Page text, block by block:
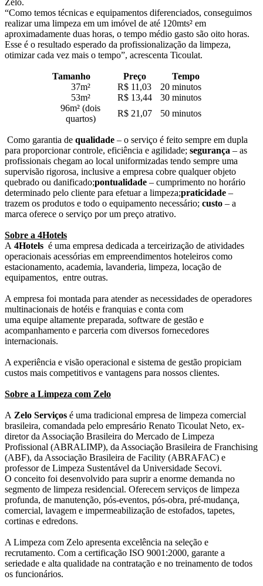
Zelo.
“Como temos técnicas e equipamentos diferenciados, conseguimos
realizar uma limpeza em um imóvel de até 120mts² em
aproximadamente duas horas, o tempo médio gasto são oito horas.
Esse é o resultado esperado da profissionalização da limpeza,
otimizar cada vez mais o tempo”, acrescenta Ticoulat.
Tamanho Preço
Tempo
37m²
R$ 11,03
20 minutos
53m²
R$ 13,44
30 minutos
96m² (dois
quartos)
R$ 21,07 50 minutos
Como garantia de qualidade – o serviço é feito sempre em dupla
para proporcionar controle, eficiência e agilidade; segurança – as
profissionais chegam ao local uniformizadas tendo sempre uma
supervisão rigorosa, inclusive a empresa cobre qualquer objeto
quebrado ou danificado;pontualidade – cumprimento no horário
determinado pelo cliente para efetuar a limpeza;praticidade –
trazem os produtos e todo o equipamento necessário; custo – a
marca oferece o serviço por um preço atrativo.
Sobre a 4Hotels
A 4Hotels é uma empresa dedicada a terceirização de atividades
operacionais acessórias em empreendimentos hoteleiros como
estacionamento, academia, lavanderia, limpeza, locação de
equipamentos, entre outras.
A empresa foi montada para atender as necessidades de operadores
multinacionais de hotéis e franquias e conta com
uma equipe altamente preparada, software de gestão e
acompanhamento e parceria com diversos fornecedores
internacionais.
A experiência e visão operacional e sistema de gestão propiciam
custos mais competitivos e vantagens para nossos clientes.
Sobre a Limpeza com Zelo
A Zelo Serviços é uma tradicional empresa de limpeza comercial
brasileira, comandada pelo empresário Renato Ticoulat Neto, ex-
diretor da Associação Brasileira do Mercado de Limpeza
Profissional (ABRALIMP), da Associação Brasileira de Franchising
(ABF), da Associação Brasileira de Facility (ABRAFAC) e
professor de Limpeza Sustentável da Universidade Secovi.
O conceito foi desenvolvido para suprir a enorme demanda no
segmento de limpeza residencial. Oferecem serviços de limpeza
profunda, de manutenção, pós-eventos, pós-obra, pré-mudança,
comercial, lavagem e impermeabilização de estofados, tapetes,
cortinas e edredons.
A Limpeza com Zelo apresenta excelência na seleção e
recrutamento. Com a certificação ISO 9001:2000, garante a
seriedade e alta qualidade na contratação e no treinamento de todos
os funcionários.